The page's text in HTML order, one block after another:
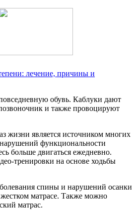
лечение, причины и
обувь. Каблуки дают
и также провоцируют
жизни является источником многих
функциональности
больше двигаться ежедневно.
тренировки на основе ходьбы
спины и нарушений осанки
жестком матрасе. Также можно
матрас.